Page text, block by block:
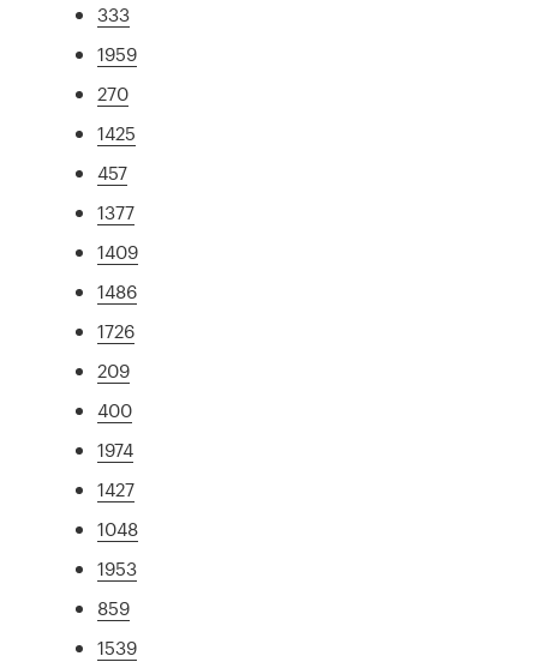
333
1959
270
1425
457
1377
1409
1486
1726
209
400
1974
1427
1048
1953
859
1539